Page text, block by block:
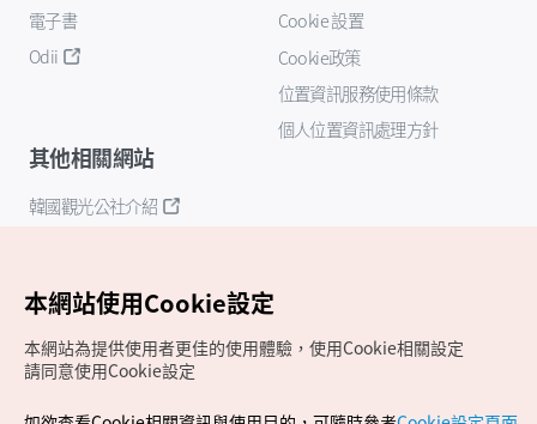
電子書
Odii
Cookie 設置
Cookie政策
位置資訊服務使用條款
個人位置資訊處理方針
其他相關網站
韓國觀光公社介紹
本網站使用Cookie設定
本網站為提供使用者更佳的使用體驗，使用Cookie相關設定
請同意使用Cookie設定